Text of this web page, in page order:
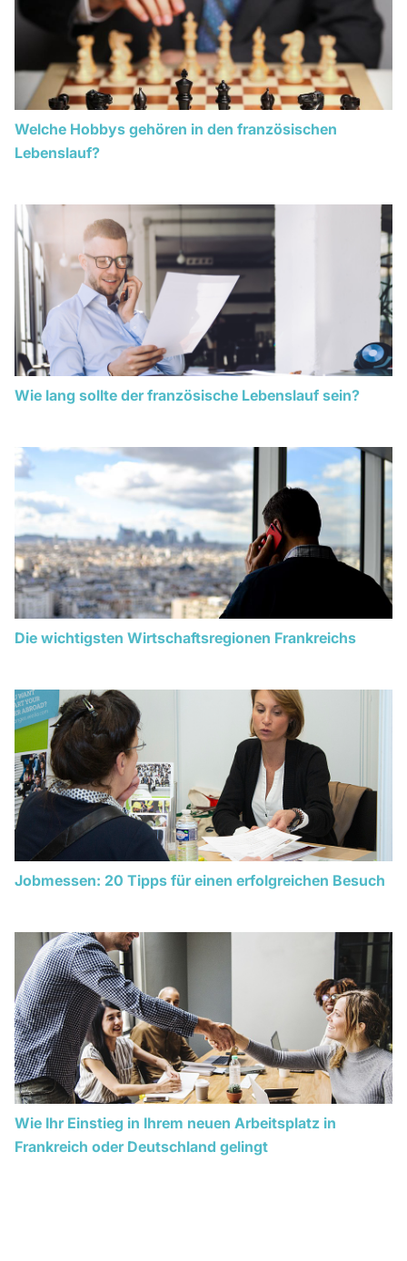
Welche Hobbys gehören in den französischen
Lebenslauf?
Wie lang sollte der französische Lebenslauf sein?
Die wichtigsten Wirtschaftsregionen Frankreichs
Jobmessen: 20 Tipps für einen erfolgreichen Besuch
Wie Ihr Einstieg in Ihrem neuen Arbeitsplatz in
Frankreich oder Deutschland gelingt